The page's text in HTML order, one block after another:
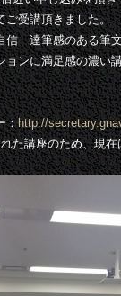
ご受講頂きました。
信 達筆感のある筆
ョンに満足感の濃い
：http://
め、現在は募